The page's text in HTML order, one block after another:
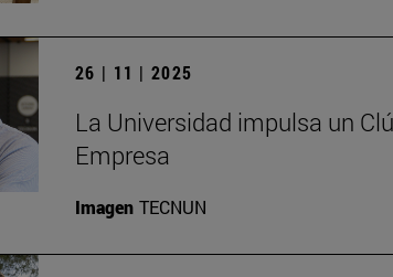
26 | 11 | 2025
La Universidad impulsa un
Empresa
Imagen TECNUN